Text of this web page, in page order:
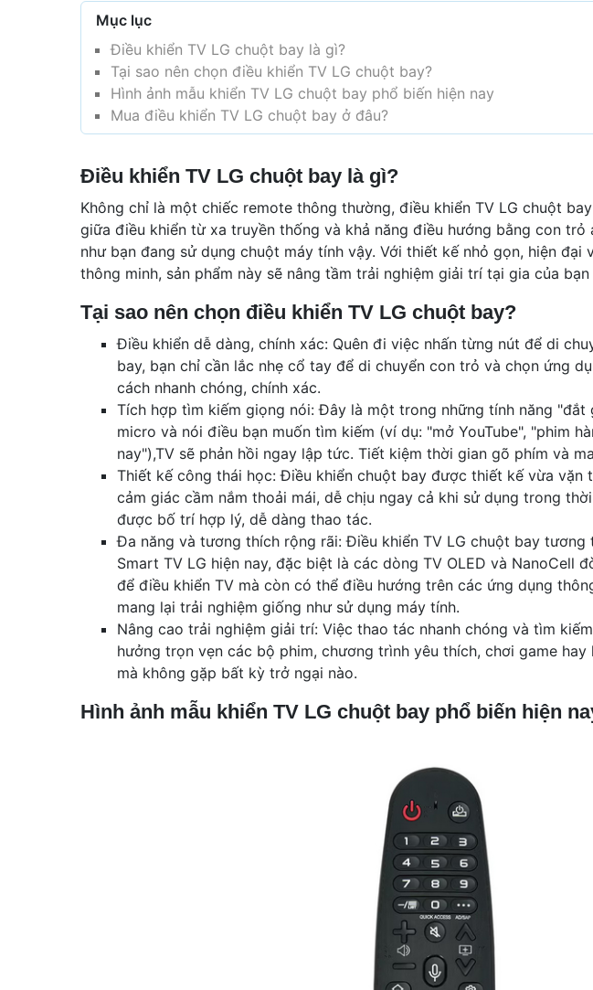
Mục lục
Điều khiển TV LG chuột bay là gì?
Tại sao nên chọn điều khiển TV LG chuột bay?
Hình ảnh mẫu khiển TV LG chuột bay phổ biến hiện nay
Mua điều khiển TV LG chuột bay ở đâu?
Điều khiển TV LG chuột bay là gì?
Không chỉ là một chiếc remote thông thường, điều khiển TV LG chuột
giữa điều khiển từ xa truyền thống và khả năng điều hướng bằng con trỏ
như bạn đang sử dụng chuột máy tính vậy. Với thiết kế nhỏ gọn, hiện đại
thông minh, sản phẩm này sẽ nâng tầm trải nghiệm giải trí tại gia của
Tại sao nên chọn điều khiển TV LG chuột bay?
Điều khiển dễ dàng, chính xác: Quên đi việc nhấn từng nút để di
bay, bạn chỉ cần lắc nhẹ cổ tay để di chuyển con trỏ và chọn ứng
cách nhanh chóng, chính xác.
Tích hợp tìm kiếm giọng nói: Đây là một trong những tính năng "đắt
micro và nói điều bạn muốn tìm kiếm (ví dụ: "mở YouTube", "phim
nay"),TV sẽ phản hồi ngay lập tức. Tiết kiệm thời gian gõ phím và
Thiết kế công thái học: Điều khiển chuột bay được thiết kế vừa vặn
cảm giác cầm nắm thoải mái, dễ chịu ngay cả khi sử dụng trong
được bố trí hợp lý, dễ dàng thao tác.
Đa năng và tương thích rộng rãi: Điều khiển TV LG chuột bay tương
Smart TV LG hiện nay, đặc biệt là các dòng TV OLED và NanoCell
để điều khiển TV mà còn có thể điều hướng trên các ứng dụng
mang lại trải nghiệm giống như sử dụng máy tính.
Nâng cao trải nghiệm giải trí: Việc thao tác nhanh chóng và tìm
hưởng trọn vẹn các bộ phim, chương trình yêu thích, chơi game
mà không gặp bất kỳ trở ngại nào.
Hình ảnh mẫu khiển TV LG chuột bay phổ biến hiện